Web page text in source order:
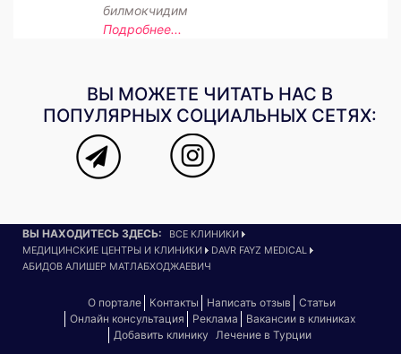
билмокчидим
Подробнее...
ВЫ МОЖЕТЕ ЧИТАТЬ НАС В
ПОПУЛЯРНЫХ СОЦИАЛЬНЫХ СЕТЯХ:
ВЫ НАХОДИТЕСЬ ЗДЕСЬ:
ВСЕ КЛИНИКИ
МЕДИЦИНСКИЕ ЦЕНТРЫ И КЛИНИКИ
DAVR FAYZ MEDICAL
АБИДОВ АЛИШЕР МАТЛАБХОДЖАЕВИЧ
О портале Контакты Написать отзыв
Статьи
Онлайн консультация
Реклама
Вакансии в клиниках
Добавить клинику
Лечение в Турции